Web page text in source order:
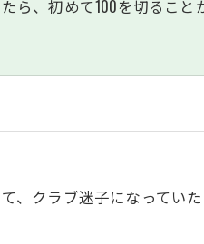
ら、初めて100を切ること
、クラブ迷子になってい